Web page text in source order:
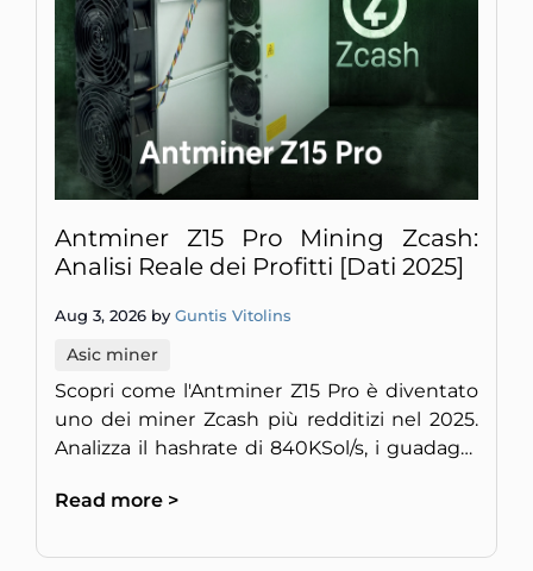
Antminer Z15 Pro Mining Zcash:
Analisi Reale dei Profitti [Dati 2025]
Aug 3, 2026 by Guntis Vitolins
Asic miner
Scopri come l'Antminer Z15 Pro è diventato
uno dei miner Zcash più redditizi nel 2025.
Analizza il hashrate di 840KSol/s, i guadagni
la strat
Read more >